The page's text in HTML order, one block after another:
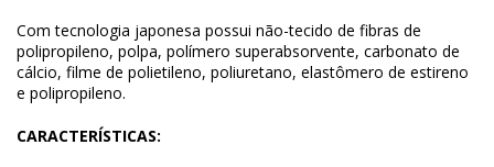
Com tecnologia japonesa possui não-tecido de fibras de
polipropileno, polpa, polímero superabsorvente, carbonato de
cálcio, filme de polietileno, poliuretano, elastômero de estireno
e polipropileno.
CARACTERÍSTICAS: